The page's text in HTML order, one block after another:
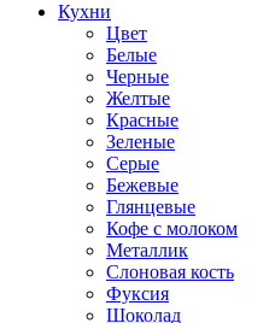
Кухни
Цвет
Белые
Черные
Желтые
Красные
Зеленые
Серые
Бежевые
Глянцевые
Кофе с молоком
Металлик
Слоновая кость
Фуксия
Шоколад